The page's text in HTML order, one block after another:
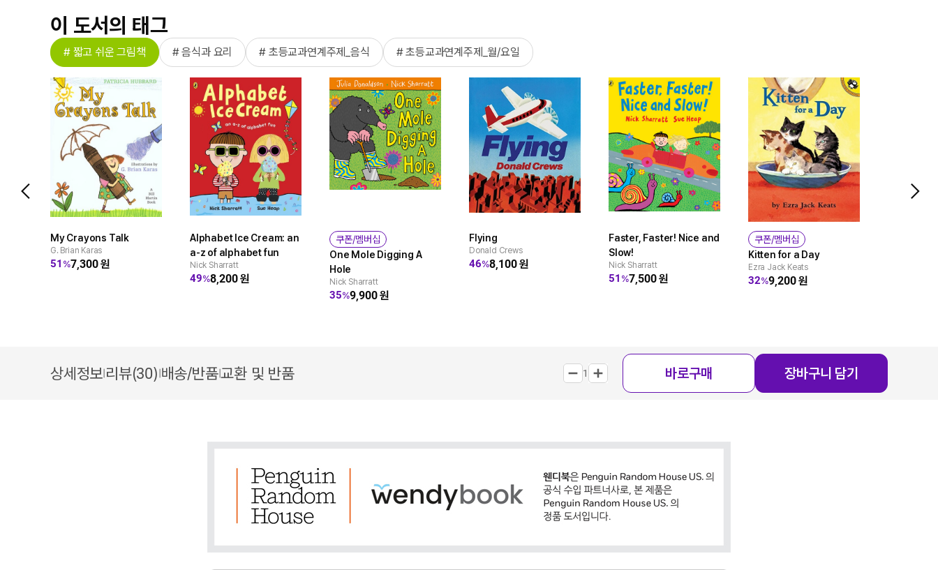
이 도서의 태그
# 짧고 쉬운 그림책 # 음식과 요리 # 초등교과연계주제_음식 # 초등교과연계주제_월/요일
My Crayons Talk
G. Brian Karas
51 %7,300원
Alphabet Ice Cream: an
a-z of alphabet fun
Nick Sharratt
49%8,200원
쿠폰/멤버십
One Mole Digging A
Hole
Nick Sharratt
35%9,900원
Flying
Donald Crews
46%8,100원
Faster, Faster! Nice and
Slow!
Nick Sharratt
51 %7,500원
쿠폰/멤버십
Kitten for a Day
Ezra Jack Keats
32%9,200원
상세정보|리뷰(30)|배송/반품|교환 및 반품 1 바로구매 장바구니 담기